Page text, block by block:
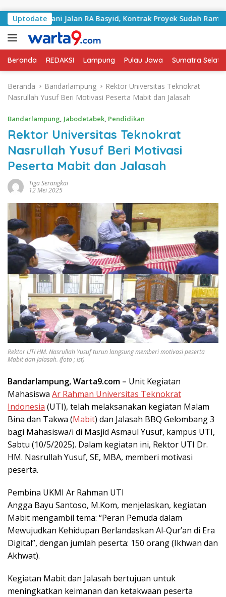
UptodateJalan RA Basyid, Kontrak Proyek Sudah Rampung
Beranda REDAKSI Lampung Pulau Jawa Sumatra
Beranda Bandarlampung
Rektor Universitas Teknokrat
Nasrullah Yusuf Beri Motivasi Peserta Mabit dan Jalasah
Bandarlampung, Jabodetabek, Pendidikan
Rektor Universitas Teknokrat
Nasrullah Yusuf Beri Motivasi
Peserta Mabit dan Jalasah
Tiga Serangkai
12 Mei 2025
Rektor UTI HM. Nasrullah Yusuf turun langsung memberi motivasi peserta
Mabit dan Jalasah. (foto ; ist)
Bandarlampung, Warta9.com – Unit Kegiatan
Mahasiswa Ar Rahman Universitas Teknokrat
Indonesia (UTI), telah melaksanakan kegiatan Malam
Bina dan Takwa (Mabit) dan Jalasah BBQ Gelombang 3
bagi Mahasiswa/i di Masjid Asmaul Yusuf, kampus UTI,
Sabtu (10/5/2025). Dalam kegiatan ini, Rektor UTI Dr.
HM. Nasrullah Yusuf, SE, MBA, memberi motivasi
peserta.
Pembina UKMI Ar Rahman UTI
Angga Bayu Santoso, M.Kom, menjelaskan, kegiatan
Mabit mengambil tema: “Peran Pemuda dalam
Mewujudkan Kehidupan Berlandaskan Al-Qur’an di Era
Digital”, dengan jumlah peserta: 150 orang (Ikhwan dan
Akhwat).
Kegiatan Mabit dan Jalasah bertujuan untuk
meningkatkan keimanan dan ketakwaan peserta